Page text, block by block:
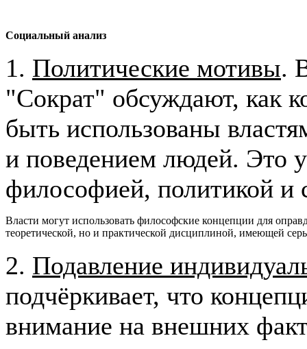
Социальный анализ
1. Политические мотивы.
"Сократ" обсуждают, как
быть использованы
и поведением людей. Это
философией, политикой и
Власти могут использовать философские концепции для
теоретической, но и практической дисциплиной, имеющей
2. Подавление
подчёркивает, что
внимание на внешних